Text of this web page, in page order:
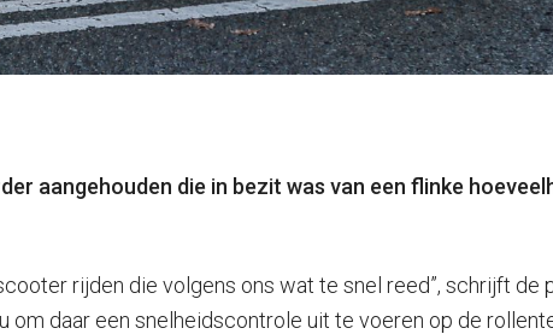
aangehouden die in bezit was van een flinke
rijden die volgens ons wat te snel reed”, schrijft de
daar een snelheidscontrole uit te voeren op de